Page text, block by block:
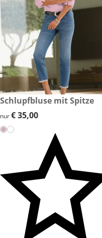
€ 35,00
Schlupfbluse mit Spitze
€ 35,00
nur€ 35,00